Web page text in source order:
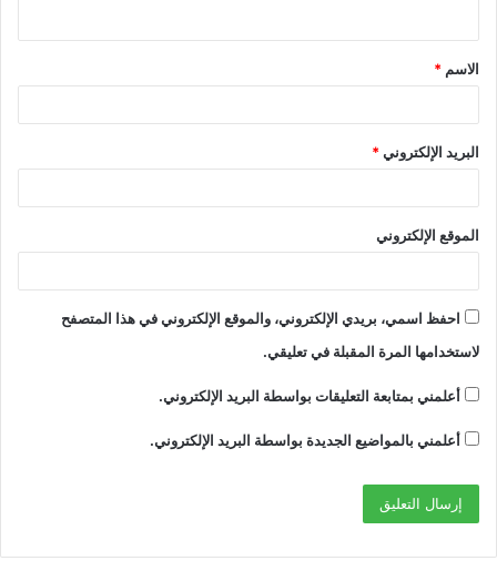
ق
*
الاسم *
البريد الإلكتروني*
الموقع الإلكتروني
احفظ اسمي، بريدي الإلكتروني، والموقع الإلكتروني في هذا المتصفح
لاستخدامها المرة المقبلة في تعليقي.
أعلمني بمتابعة التعليقات بواسطة البريد الإلكتروني.
أعلمني بالمواضيع الجديدة بواسطة البريد الإلكتروني.